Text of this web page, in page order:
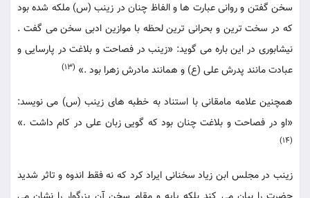
سخن گفتن و روانی عبارت ها و الفاظ چنان در زینب (س) ملکه شده بود
که در سخت ترین و بحرانی ترین لحظه با موازین ادبی سخن می گفت .
نیشابوری در این باره می گوید: «زینب در فصاحت و بلاغت در پارسایی و
عبادت مانند پدرش علی (ع) و همانند مادرش زهرا بود .» (13)
همچنین علامه مامقانی با استناد به خطبه های زینب (س) می نویسد:
«او در فصاحت و بلاغت چنان بود که گویی زبان علی در کام داشت .»
(14)
زینب در مجلس ابن زیاد سخنانی ایراد کرد که نه فقط اندوه و تاثر شدید